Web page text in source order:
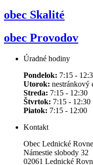
obec Skalité
obec Provodov
Úradné hodiny
Pondelok: 7:15 -
Utorok: nestránkový
Streda: 7:15 - 12:30
Štvrtok: 7:15 -
Piatok: 7:15 - 12:00
Kontakt
Obec Lednické Rovne
Námestie slobody 32
02061 Lednické